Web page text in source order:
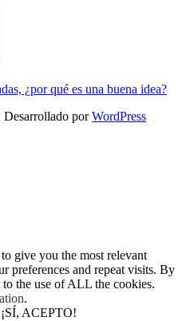
¿por qué es una buena idea?
| Desarrollado porWordPress
give you the most relevant
preferences and repeat visits. By
the use of ALL the cookies.
.
¡SÍ, ACEPTO!